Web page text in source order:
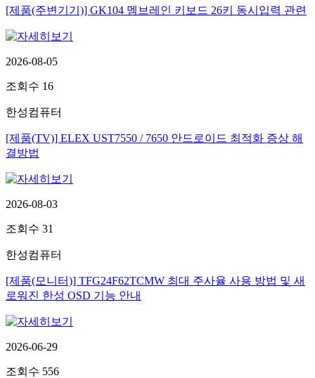
[제품(주변기기)] GK104 멤브레인 키보드 26키 동시입력 관련
2026-08-05
조회수 16
한성컴퓨터
[제품(TV)] ELEX UST7550 / 7650 안드로이드 최적화 증상 해
결방법
2026-08-03
조회수 31
한성컴퓨터
[제품(모니터)] TFG24F62TCMW 최대 주사율 사용 방법 및 새
로워진 한성 OSD 기능 안내
2026-06-29
조회수 556